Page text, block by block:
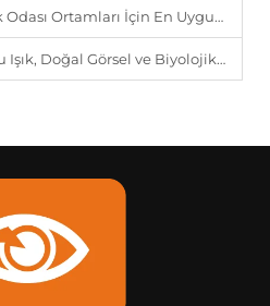
İçin En Uygun Renk Sıcaklığı Aralığı Nedir?
Görsel ve Biyolojik Ritimleri Nasıl Destekler?